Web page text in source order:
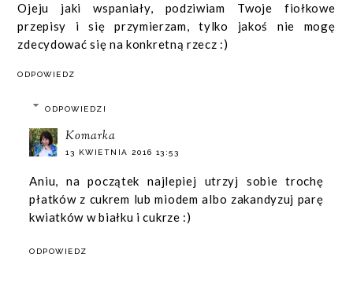
Ojeju jaki wspaniały, podziwiam Twoje fiołkowe
przepisy i się przymierzam, tylko jakoś nie mogę
zdecydować się na konkretną rzecz :)
ODPOWIEDZ
ODPOWIEDZI
Komarka
13 KWIETNIA 2016 13:53
Aniu, na początek najlepiej utrzyj sobie trochę
płatków z cukrem lub miodem albo zakandyzuj parę
kwiatków w białku i cukrze :)
ODPOWIEDZ